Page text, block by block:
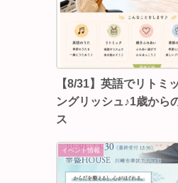
【8/31】英語でリトミ
ングリッシュ♪1歳から
ス
イベント情報